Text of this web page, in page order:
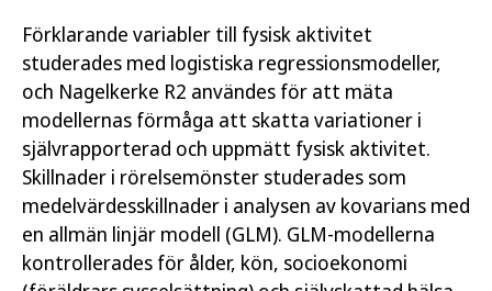
Förklarande variabler till fysisk aktivitet
studerades med logistiska regressionsmodeller,
och Nagelkerke R2 användes för att mäta
modellernas förmåga att skatta variationer i
självrapporterad och uppmätt fysisk aktivitet.
Skillnader i rörelsemönster studerades som
medelvärdesskillnader i analysen av kovarians med
en allmän linjär modell (GLM). GLM-modellerna
kontrollerades för ålder, kön, socioekonomi